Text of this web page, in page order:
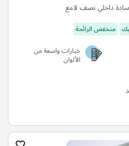
داخلي نصف لامع
منخفض الرائحة
خيارات واسعة من
الألوان